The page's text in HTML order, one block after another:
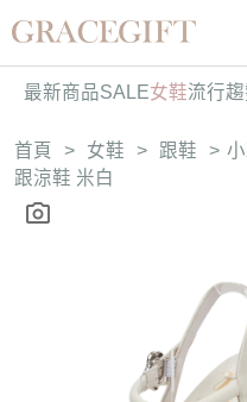
最新商品SALE女鞋流行
首頁 > 女鞋 > 跟鞋 >
跟涼鞋 米白